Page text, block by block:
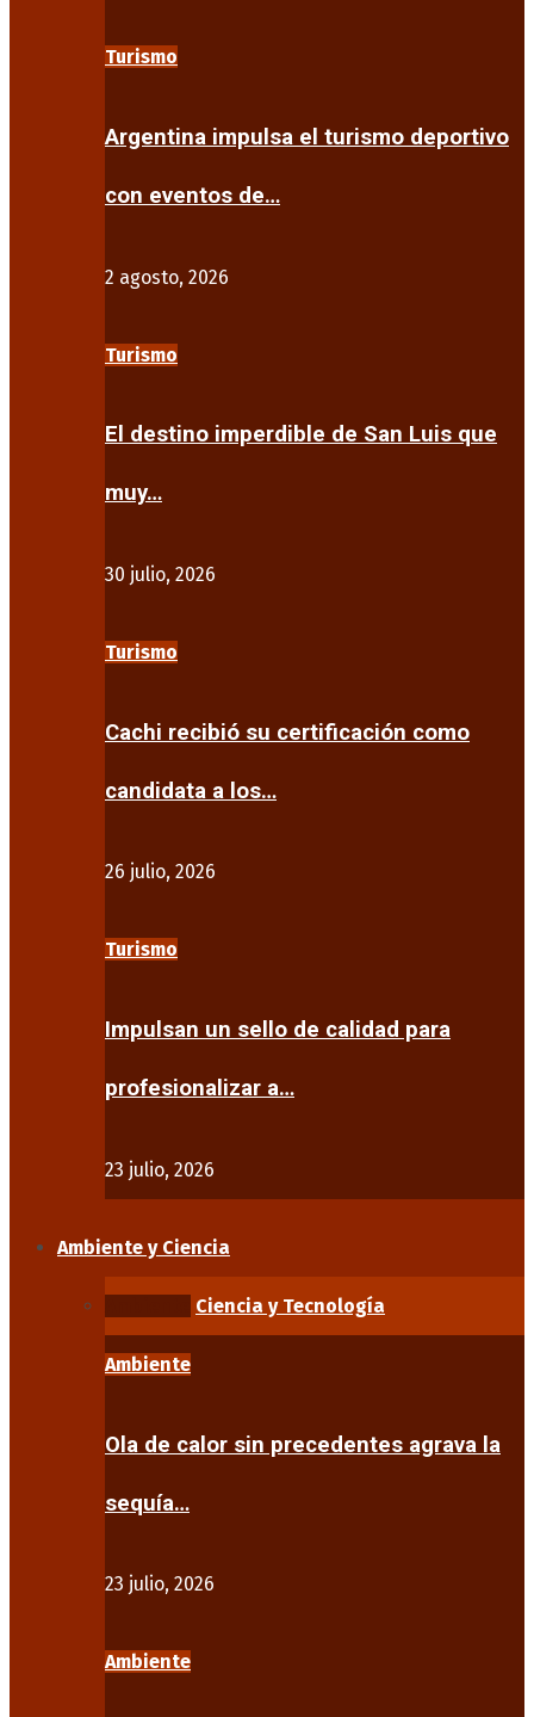
Turismo
Argentina impulsa el turismo deportivo
con eventos de…
2 agosto, 2026
Turismo
El destino imperdible de San Luis que
muy…
30 julio, 2026
Turismo
Cachi recibió su certificación como
candidata a los…
26 julio, 2026
Turismo
Impulsan un sello de calidad para
profesionalizar a…
23 julio, 2026
Ambiente y Ciencia
Ciencia y Tecnología
Ambiente
Ola de calor sin precedentes agrava la
sequía…
23 julio, 2026
Ambiente